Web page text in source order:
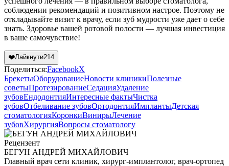
соблюдении рекомендаций и позитивном настрое. Поэтому не
откладывайте визит к врачу, если зуб мудрости уже дает о себе
знать. Здоровье вашей ротовой полости — лучшая инвестиция
в ваше самочувствие!
❤️Лайкнути214
Поделиться:FacebookX
БрекетыОборудованиеНовости клиникиПолезные
советыПротезированиеСедацияУдаление
зубовЕндодонтияИнтересные фактыЧистка
зубовОтбеливание зубовОртодонтияИмплантыДетская
стоматологияКоронкиВинирыЛечение
зубовХирургияВопросы стоматологу
Рецензент
БЕГУН АНДРЕЙ МИХАЙЛОВИЧ
Главный врач сети клиник, хирург-имплантолог, врач-ортопед